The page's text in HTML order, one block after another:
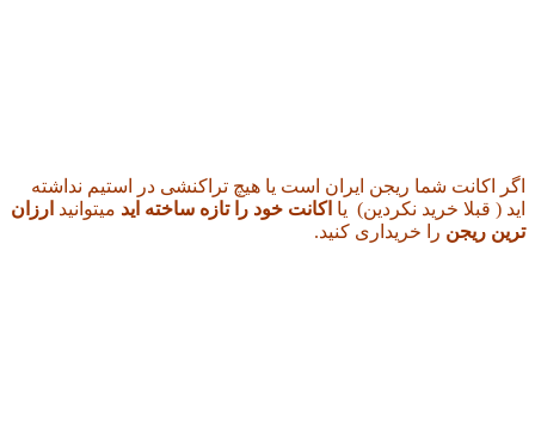
اگر اکانت شما ریجن ایران است یا هیچ تراکنشی در استیم نداشته
اید ( قبلا خرید نکردین) یا اکانت خود را تازه ساخته اید میتوانید ارزان
ترین ریجن را خریداری کنید.